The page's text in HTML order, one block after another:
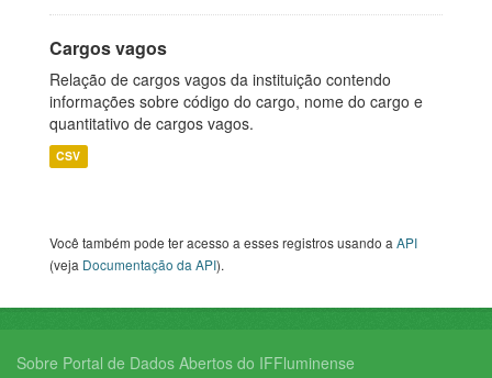
Cargos vagos
Relação de cargos vagos da instituição contendo
informações sobre código do cargo, nome do cargo e
quantitativo de cargos vagos.
CSV
Você também pode ter acesso a esses registros usando aAPI
(veja Documentação da API).
Sobre Portal de Dados Abertos do IFFluminense